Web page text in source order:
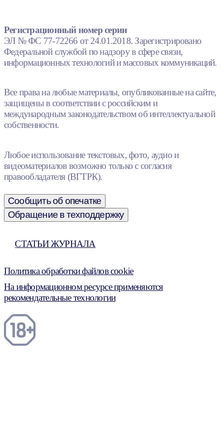
Регистрационный номер серии
ЭЛ № ФС 77-72266 от 24.01.2018. Зарегистрировано
Федеральной службой по надзору в сфере связи,
информационных технологий и массовых коммуникаций.
Все права на любые материалы, опубликованные на сайте,
защищены в соответствии с российским и
международным законодательством об интеллектуальной
собственности.
Любое использование текстовых, фото, аудио и
видеоматериалов возможно только с согласия
правообладателя (ВГТРК).
Сообщить об опечатке
Обращение в техподдержку
СТАТЬИ ЖУРНАЛА
Политика обработки файлов cookie
На информационном ресурсе применяются
рекомендательные технологии